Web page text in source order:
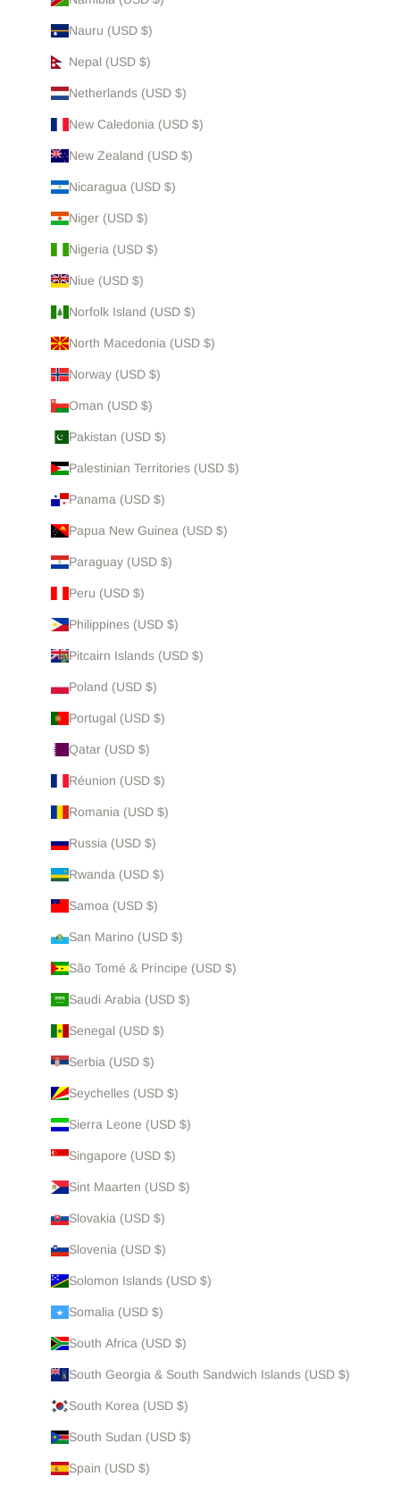
Nauru (USD $)
Nepal (USD $)
Netherlands (USD $)
New Caledonia (USD $)
New Zealand (USD $)
Nicaragua (USD $)
Niger (USD $)
Nigeria (USD $)
Niue (USD $)
Norfolk Island (USD $)
North Macedonia (USD $)
Norway (USD $)
Oman (USD $)
Pakistan (USD $)
Palestinian Territories (USD $)
Panama (USD $)
Papua New Guinea (USD $)
Paraguay (USD $)
Peru (USD $)
Philippines (USD $)
Pitcairn Islands (USD $)
Poland (USD $)
Portugal (USD $)
Qatar (USD $)
Réunion (USD $)
Romania (USD $)
Russia (USD $)
Rwanda (USD $)
Samoa (USD $)
San Marino (USD $)
São Tomé & Príncipe (USD $)
Saudi Arabia (USD $)
Senegal (USD $)
Serbia (USD $)
Seychelles (USD $)
Sierra Leone (USD $)
Singapore (USD $)
Sint Maarten (USD $)
Slovakia (USD $)
Slovenia (USD $)
Solomon Islands (USD $)
Somalia (USD $)
South Africa (USD $)
South Georgia & South Sandwich Islands (USD $)
South Korea (USD $)
South Sudan (USD $)
Spain (USD $)